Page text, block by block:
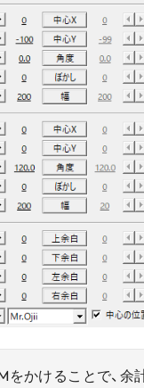
かけることで、余